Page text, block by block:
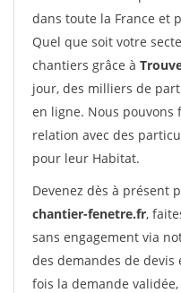
dans toute la France et
Quel que soit votre
chantiers grâce à
jour, des milliers de
en ligne. Nous pouvons
relation avec des
pour leur Habitat.
Devenez dès à présent
chantier-fenetre.fr,
sans engagement via
des demandes de
fois la demande